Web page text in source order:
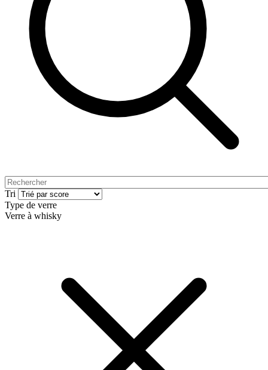
Tri
Type de verre
Verre à whisky